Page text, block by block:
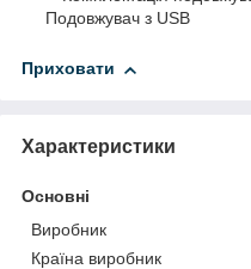
Подовжувач з USB
Приховати
Характеристики
Основні
Виробник
Країна виробник